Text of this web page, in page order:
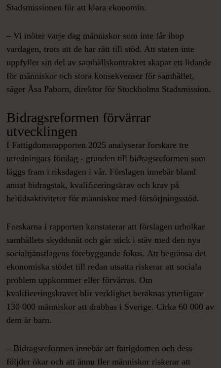
Stadsmissionen för att klara ekonomin.
– Vi möter varje dag människor som inte får ihop
vardagen, trots att de har rätt till stöd. Att staten inte
uppfyller sin del av samhällskontraktet skapar ett lidande
för människor och stora konsekvenser för samhället,
säger Åsa Paborn, direktor för Stockholms Stadsmission.
Bidragsreformen förvärrar
utvecklingen
I Fattigdomsrapporten 2025 analyserar forskare tre
utredningars förslag - grunden till bidragsreformen som
läggs fram i riksdagen i vår. Förslagen innebär bland
annat bidragstak, kvalificeringskrav och krav på
heltidsaktiviteter för människor med försörjningsstöd.
Forskarna i rapporten konstaterar att förslagen urholkar
samhällets skyddsnät och går stick i stäv med den nya
socialtjänstlagens förebyggande fokus. Att begränsa det
ekonomiska stödet till redan utsatta riskerar att sociala
problem uppkommer eller förvärras. Om
kvalificeringskravet blir verklighet beräknas ytterligare
130 000 människor att drabbas i Sverige. Cirka 60 000 av
dem är barn.
– Bidragsreformen innebär att fattigdomen och dess
följder ökar och att ännu fler människor riskerar att